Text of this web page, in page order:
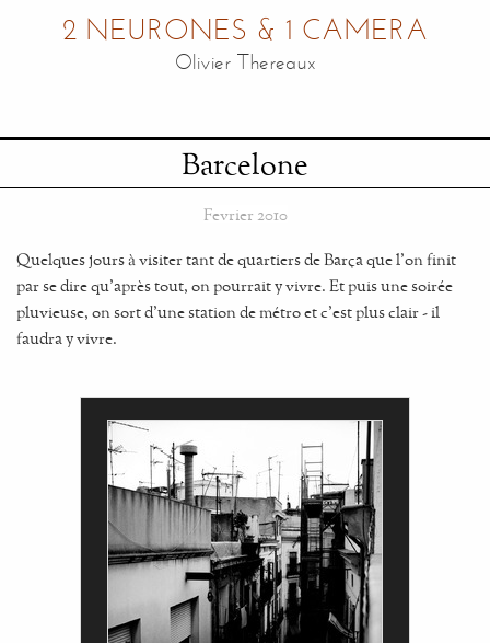
2 NEURONES & 1 CAMERA
Olivier Thereaux
Barcelone
Fevrier 2010
Quelques jours à visiter tant de quartiers de Barça que l'on finit
par se dire qu'après tout, on pourrait y vivre. Et puis une soirée
pluvieuse, on sort d'une station de métro et c'est plus clair - il
faudra y vivre.